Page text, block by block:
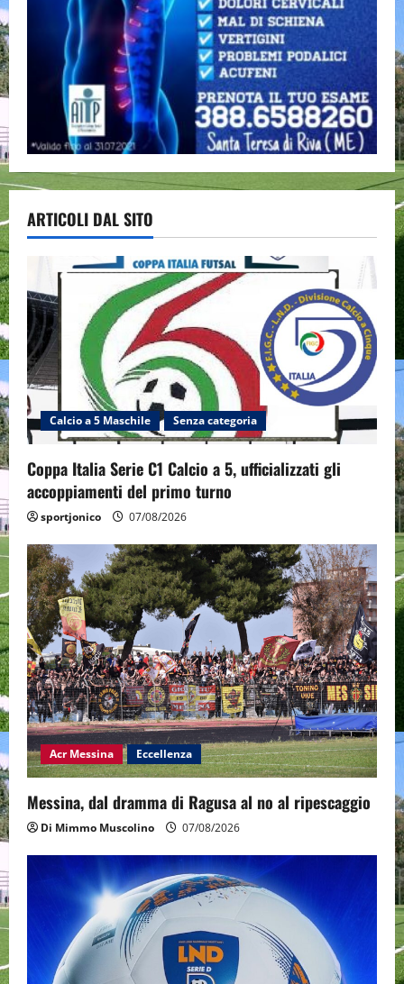
ARTICOLI DAL SITO
Calcio a 5 Maschile Senza categoria
Coppa Italia Serie C1 Calcio a 5, ufficializzati gli
accoppiamenti del primo turno
sportjonico 07/08/2026
Acr Messina Eccellenza
Messina, dal dramma di Ragusa al no al ripescaggio
Di Mimmo Muscolino 07/08/2026